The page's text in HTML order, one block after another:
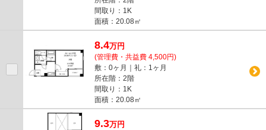
間取り：1K
面積：20.08㎡
8.4万円
(管理費・共益費 4,500円)
敷：0ヶ月｜礼：1ヶ月
所在階：2階
間取り：1K
面積：20.08㎡
9.3万円